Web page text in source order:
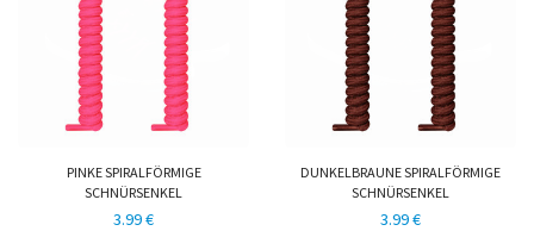
PINKE SPIRALFÖRMIGE
SCHNÜRSENKEL
3.99 €
DUNKELBRAUNE SPIRALFÖRMIGE
SCHNÜRSENKEL
3.99 €